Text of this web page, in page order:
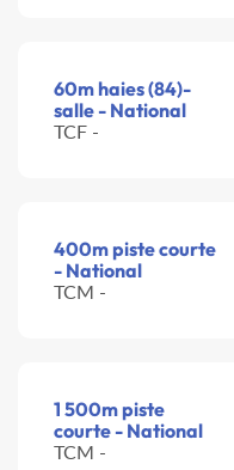
60m haies (84)-
salle - National
TCF -
400m piste courte
- National
TCM -
1 500m piste
courte - National
TCM -